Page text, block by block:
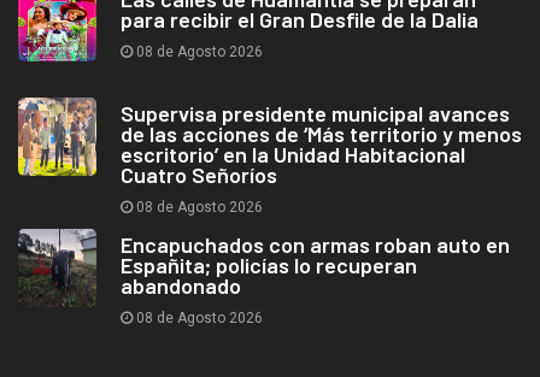
para recibir el Gran Desfile de la Dalia
08 de Agosto 2026
Supervisa presidente municipal avances
de las acciones de ‘Más territorio y menos
escritorio’ en la Unidad Habitacional
Cuatro Señoríos
08 de Agosto 2026
Encapuchados con armas roban auto en
Españita; policías lo recuperan
abandonado
08 de Agosto 2026